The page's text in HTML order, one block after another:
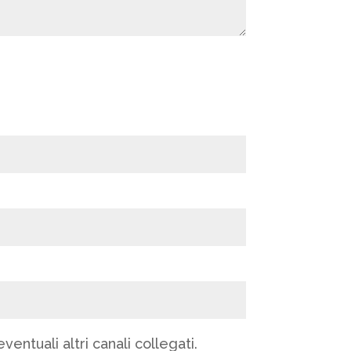
altri canali collegati.